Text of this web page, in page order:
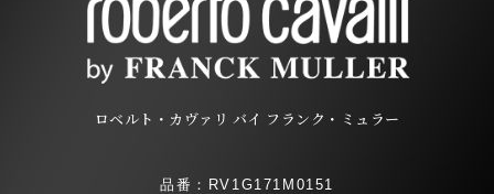
ロベルト・カヴァリ バイ フランク・ミュラー
品番：RV1G171M0151